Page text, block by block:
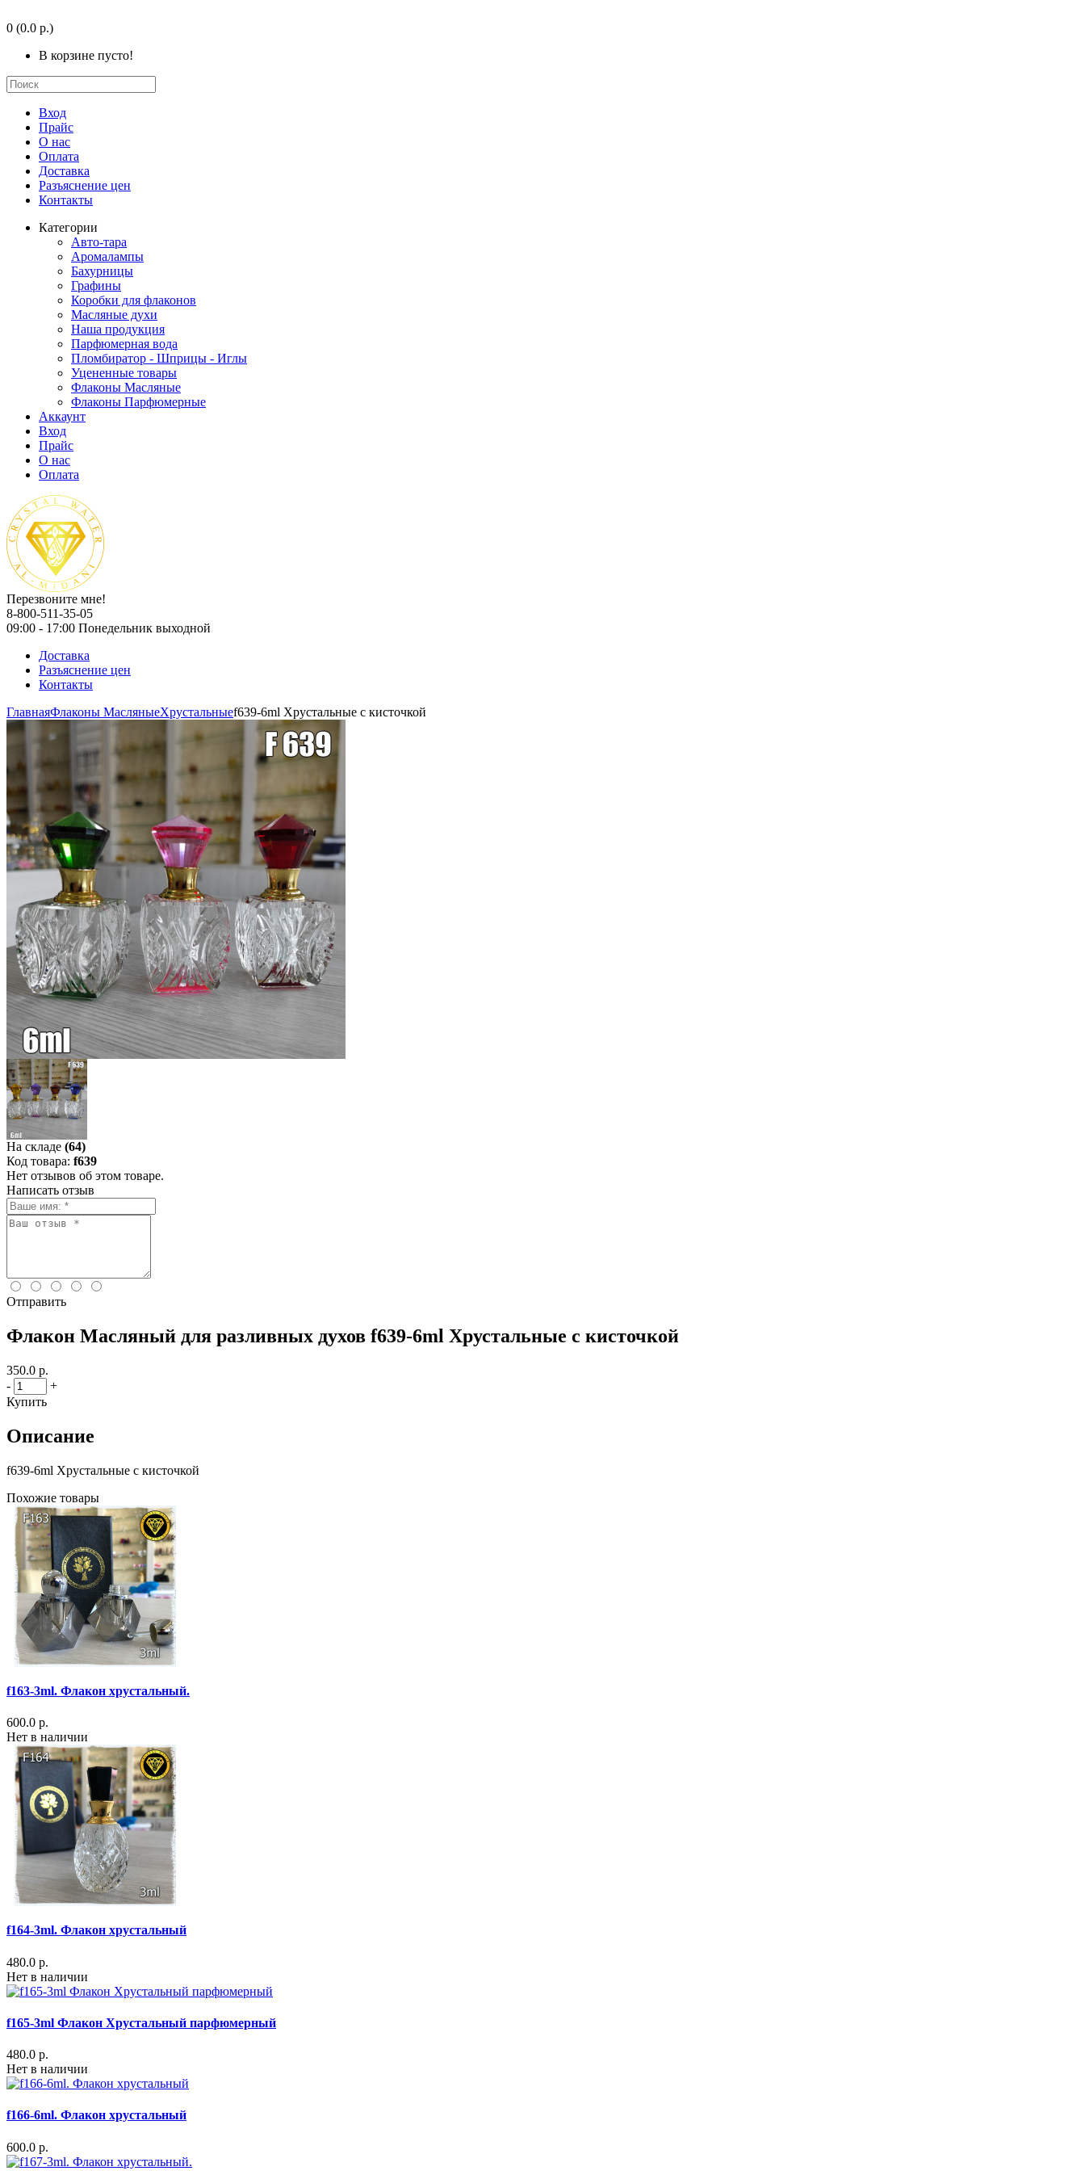
0 (0.0 р.)
В корзине пусто!
Вход
Прайс
О нас
Оплата
Доставка
Разъяснение цен
Контакты
Категории
Авто-тара
Аромалампы
Бахурницы
Графины
Коробки для флаконов
Масляные духи
Наша продукция
Парфюмерная вода
Пломбиратор - Шприцы - Иглы
Уцененные товары
Флаконы Масляные
Флаконы Парфюмерные
Аккаунт
Вход
Прайс
О нас
Оплата
Перезвоните мне!
8-800-511-35-05
09:00 - 17:00 Понедельник выходной
Доставка
Разъяснение цен
Контакты
ГлавнаяФлаконы МасляныеХрустальныеf639-6ml Хрустальные с кисточкой
На складе (64)
Код товара: f639
Нет отзывов об этом товаре.
Написать отзыв
Отправить
Флакон Масляный для разливных духов f639-6ml Хрустальные с кисточкой
350.0 р.
-
+
Купить
Описание
f639-6ml Хрустальные с кисточкой
Похожие товары
f163-3ml. Флакон хрустальный.
600.0 р.
Нет в наличии
f164-3ml. Флакон хрустальный
480.0 р.
Нет в наличии
f165-3ml Флакон Хрустальный парфюмерный
480.0 р.
Нет в наличии
f166-6ml. Флакон хрустальный
600.0 р.